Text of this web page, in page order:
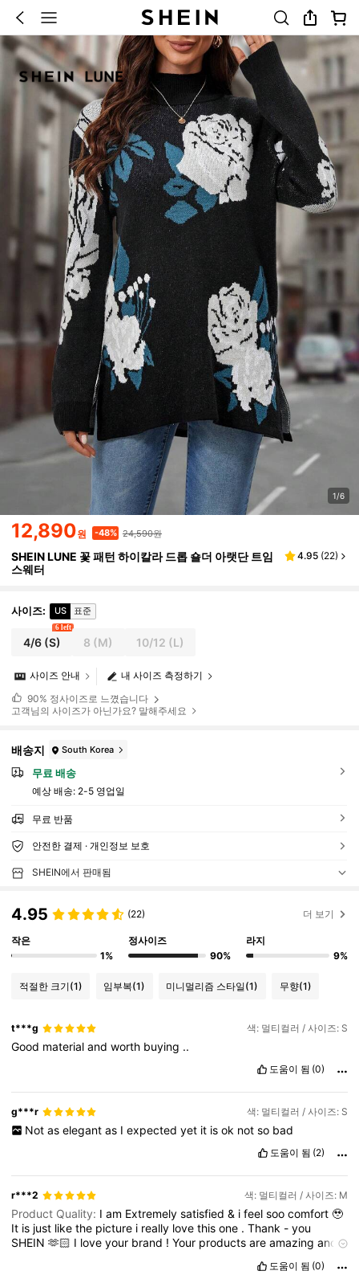
1/6
12,890원 -48% 24,590원
SHEIN LUNE 꽃 패턴 하이칼라 드롭 숄더 아랫단 트임
스웨터
4.95 (22)
사이즈: US 표준
4/6(S)
6 left
8 (M) 10/12 (L)
내 사이즈 측정하기
사이즈 안내
90% 정사이즈로 느꼈습니다
고객님의 사이즈가 아닌가요? 말해주세요
배송지 South Korea
무료 배송
예상 배송: 2-5 영업일
무료 반품
안전한 결제 · 개인정보 보호
SHEIN에서 판매됨
4.95 (22) 더 보기
작은
1%
정사이즈
90%
라지
9%
적절한 크기(1) 임부복(1) 미니멀리즘 스타일(1) 무향(1)
t***g 색: 멀티컬러 / 사이즈: S
Good materialandworth buying ..
도움이 됨 (0)
g***r 색: 멀티컬러 / 사이즈: S
Not as elegant as I expected yet it is ok not so bad
도움이 됨 (2)
r***2 색: 멀티컬러 / 사이즈: M
Product Quality: Iam Extremelysatisfied& ifeelsoocomfort🥹
It is just likethe picture i really lovethisone .Thank -you
SHEIN🫶🏻 I loveyour brand !Your productsareamazingandI
도움이 됨 (0)